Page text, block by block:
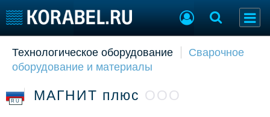
Судостроение
Пульс
Компании
Торговая площадка
Доска объявлений
Оборудование
Технологическое оборудование
Сварочное
оборудование и материалы
RU МАГНИТ плюс ООО